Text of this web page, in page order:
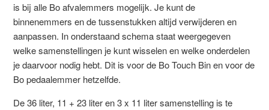
is bij alle Bo afvalemmers mogelijk. Je kunt de
binnenemmers en de tussenstukken altijd verwijderen en
aanpassen. In onderstaand schema staat weergegeven
welke samenstellingen je kunt wisselen en welke onderdelen
je daarvoor nodig hebt. Dit is voor de Bo Touch Bin en voor de
Bo pedaalemmer hetzelfde.
De 36 liter, 11 + 23 liter en 3 x 11 liter samenstelling is te